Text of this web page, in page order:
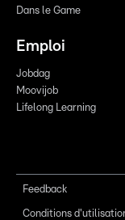
Dans le Game
Emploi
Jobdag
Moovijob
Lifelong Learning
Feedback
Conditions